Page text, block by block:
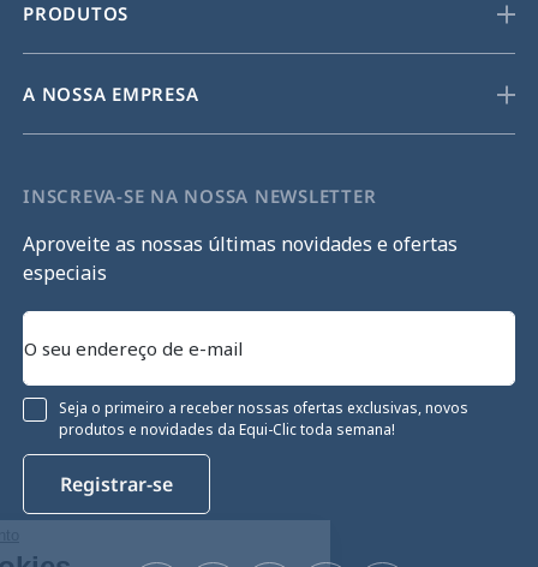
PRODUTOS
A NOSSA EMPRESA
INSCREVA-SE NA NOSSA NEWSLETTER
Aproveite as nossas últimas novidades e ofertas
especiais
Seja o primeiro a receber nossas ofertas exclusivas, novos
produtos e novidades da Equi-Clic toda semana!
Registrar-se